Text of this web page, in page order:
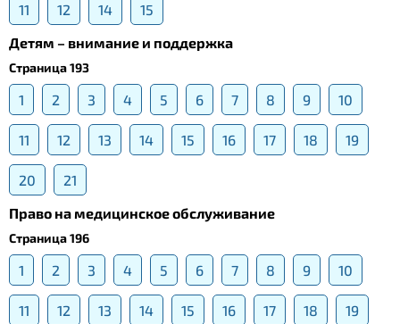
11 12 14
15
Детям – внимание и поддержка
Страница 193
1 2 3 4 5 6 7 8 9 10
11 12 13 14 15 16 17 18 19
20
21
Право на медицинское обслуживание
Страница 196
1 2 3 4 5 6 7 8 9 10
11 12 13 14 15 16 17 18 19